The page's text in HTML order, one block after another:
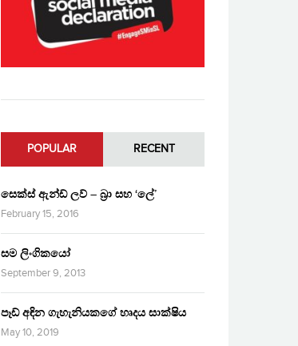
POPULAR RECENT
සෙක්ස් ඇන්ඩ් ලව් – බ්‍රා සහ ‘ලේ’
February 15, 2016
සම ලිංගිකයෝ
September 9, 2013
පෑඩ් අඳින ගැහැනියකගේ හෘදය සාක්ෂිය
May 10, 2019